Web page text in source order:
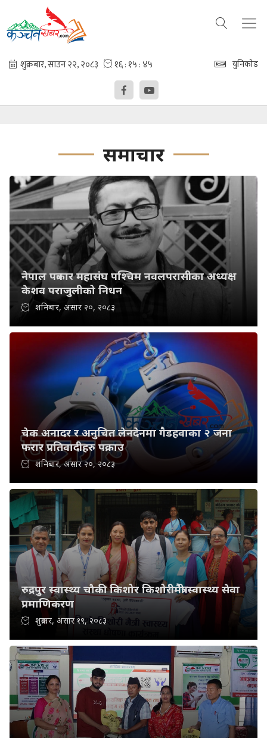
युनिकोड
समाचार
नेपाल पत्रकार महासंघ पश्चिम नवलपरासीका अध्यक्ष
केशव पराजुलीको निधन
शनिबार, असार २०, २०८३
चेक अनादर र अनुचित लेनदेनमा गैडहवाका २ जना
फरार प्रतिवादीहरु पक्राउ
शनिबार, असार २०, २०८३
रुद्रपुर स्वास्थ्य चौकी किशोर किशोरीमैत्री स्वास्थ्य सेवा
प्रमाणिकरण
शुक्रबार, असार १९, २०८३